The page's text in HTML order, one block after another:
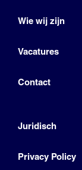
Wie wij zijn
Vacatures
Contact
Juridisch
Privacy Policy